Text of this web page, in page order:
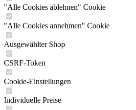
"Alle Cookies ablehnen" Cookie
"Alle Cookies annehmen" Cookie
Ausgewählter Shop
CSRF-Token
Cookie-Einstellungen
Individuelle Preise